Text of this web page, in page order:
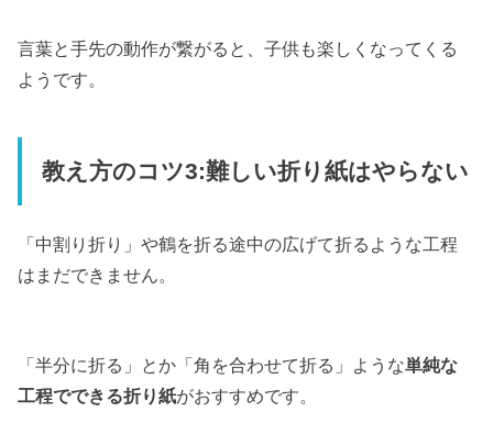
言葉と手先の動作が繋がると、子供も楽しくなってくる
ようです。
教え方のコツ3:難しい折り紙はやらない
「中割り折り」や鶴を折る途中の広げて折るような工程
はまだできません。
「半分に折る」とか「角を合わせて折る」ような単純な
工程でできる折り紙がおすすめです。